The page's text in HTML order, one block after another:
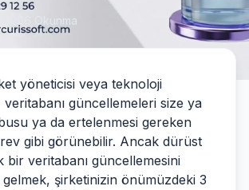
206 Okunma
yöneticisi veya teknoloji
veritabanı güncellemeleri size ya
ya da ertelenmesi gereken
gibi görünebilir. Ancak dürüst
bir veritabanı güncellemesini
şirketinizin önümüzdeki 3